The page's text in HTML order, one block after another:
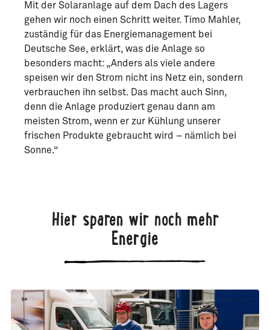
Mit der Solaranlage auf dem Dach des Lagers
gehen wir noch einen Schritt weiter. Timo Mahler,
zuständig für das Energiemanagement bei
Deutsche See, erklärt, was die Anlage so
besonders macht: „Anders als viele andere
speisen wir den Strom nicht ins Netz ein, sondern
verbrauchen ihn selbst. Das macht auch Sinn,
denn die Anlage produziert genau dann am
meisten Strom, wenn er zur Kühlung unserer
frischen Produkte gebraucht wird – nämlich bei
Sonne.“
Hier sparen wir noch mehr
Energie